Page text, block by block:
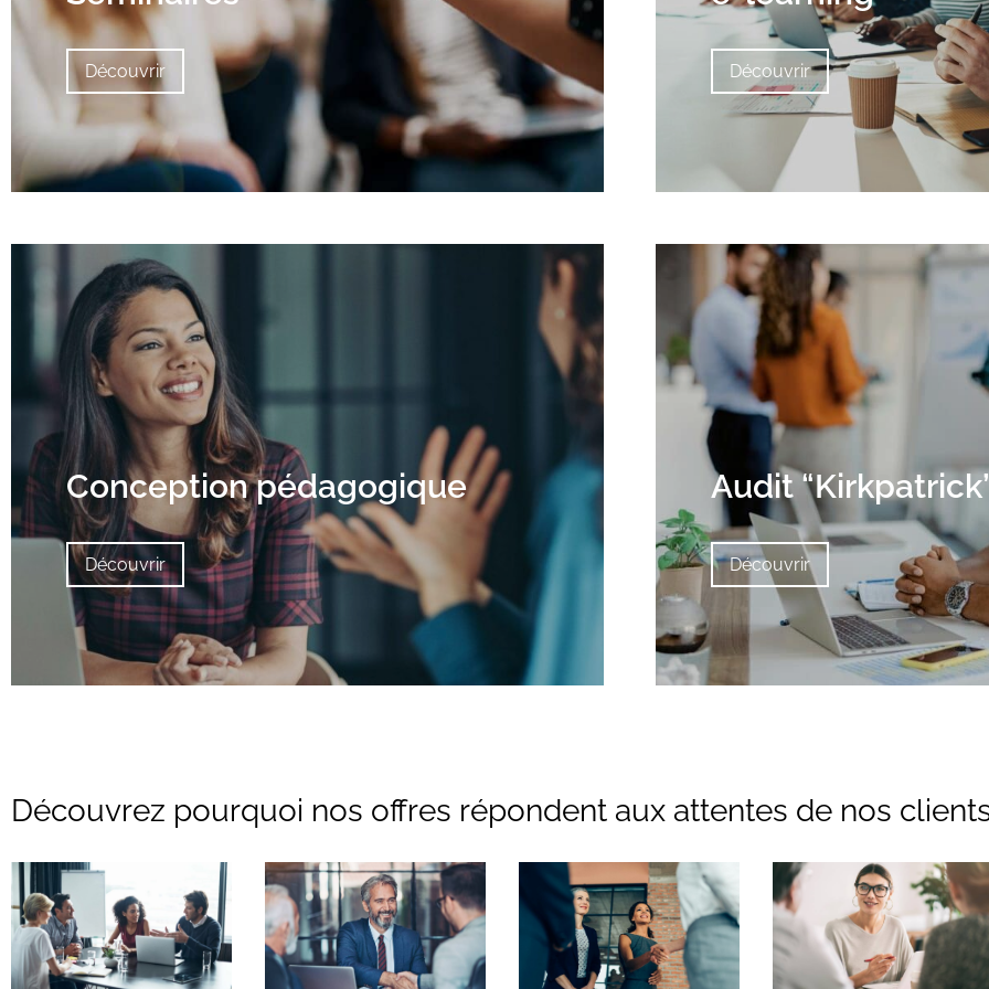
Découvrir Découvrir
Conception pédagogique
Découvrir
Audit
Découvrir
Découvrez pourquoi nos offres répondent aux attentes de nos